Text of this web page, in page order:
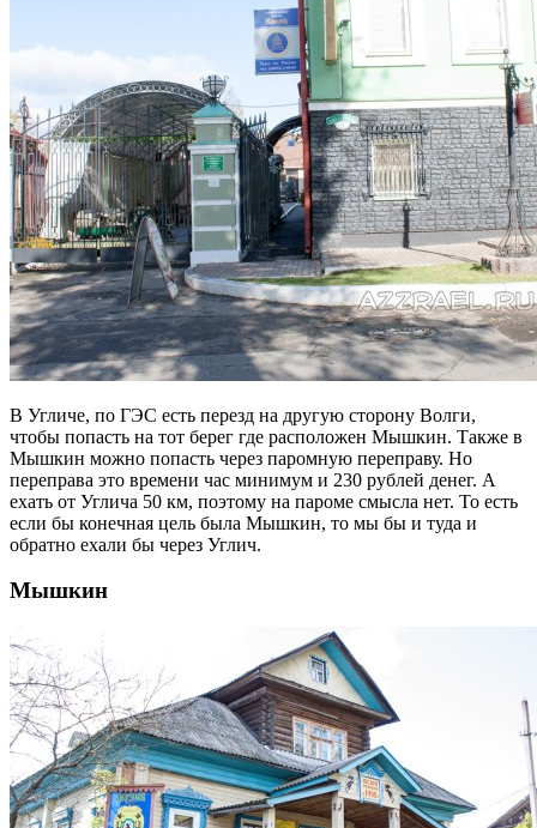
В Угличе, по ГЭС есть перезд на другую сторону Волги,
чтобы попасть на тот берег где расположен Мышкин. Также в
Мышкин можно попасть через паромную переправу. Но
переправа это времени час минимум и 230 рублей денег. А
ехать от Углича 50 км, поэтому на пароме смысла нет. То есть
если бы конечная цель была Мышкин, то мы бы и туда и
обратно ехали бы через Углич.
Мышкин